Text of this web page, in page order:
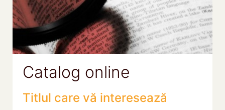
Catalog online
Titlul care vă interesează